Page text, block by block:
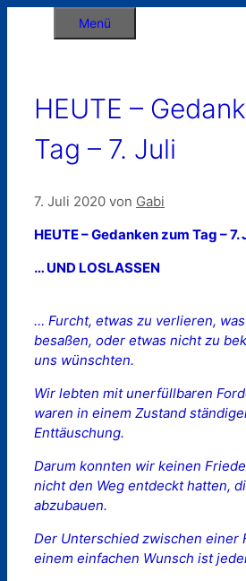
Menü
HEUTE –
Tag – 7. Juli
7. Juli 2020 von Gabi
HEUTE – Gedanken zum Tag – 7.
… UND LOSLASSEN
… Furcht, etwas zu verlieren,
besaßen, oder etwas nicht zu
uns wünschten.
Wir lebten mit unerfüllbaren
waren in einem Zustand
Enttäuschung.
Darum konnten wir keinen
nicht den Weg entdeckt hatten,
abzubauen.
Der Unterschied zwischen einer
einem einfachen Wunsch ist